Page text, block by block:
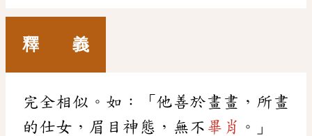
釋 義
完全相似。如：「他善於畫畫，所畫
的仕女，眉目神態，無不 畢肖 。」